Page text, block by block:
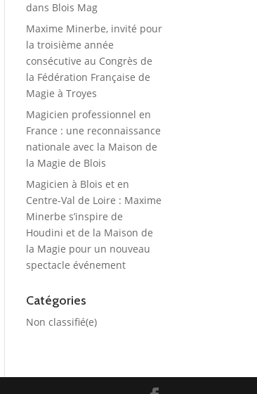
dans Blois Mag
Maxime Minerbe, invité pour
la troisième année
consécutive au Congrès de
la Fédération Française de
Magie à Troyes
Magicien professionnel en
France : une reconnaissance
nationale avec la Maison de
la Magie de Blois
Magicien à Blois et en
Centre-Val de Loire : Maxime
Minerbe s’inspire de
Houdini et de la Maison de
la Magie pour un nouveau
spectacle événement
Catégories
Non classifié(e)